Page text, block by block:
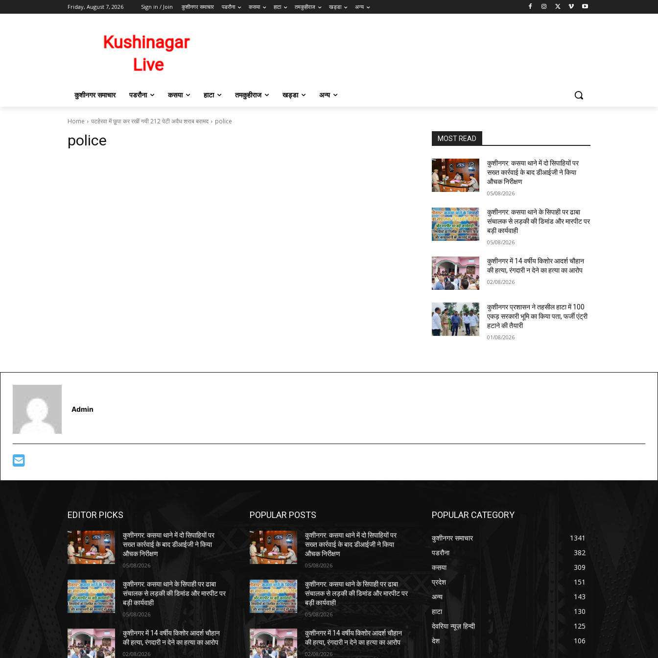
Friday, August 7, 2026 Sign in / Join कुशीनगर समाचार पडरौना कसया हाटा तमकुहीराज खड्डा अन्य
कुशीनगर समाचार पडरौना कसया हाटा तमकुहीराज खड्डा अन्य
Home पटहेरवा में छुपा कर रखीं गयी 212 पेटी अवैध शराब बरामद police
police MOST READ
कुशीनगर: कसया थाने में दो सिपाहियों पर
सख्त कार्रवाई के बाद डीआईजी ने किया
औचक निरीक्षण
05/08/2026
कुशीनगर: कसया थाने के सिपाही पर ढाबा
संचालक से लड़की की डिमांड और मारपीट पर
बड़ी कार्यवाही
05/08/2026
कुशीनगर में 14 वर्षीय किशोर आदर्श चौहान
की हत्या, रंगदारी न देने का हत्या का आरोप
02/08/2026
कुशीनगर प्रशासन ने तहसील हाटा में 100
एकड़ सरकारी भूमि का किया पता, फर्जी एंट्री
हटाने की तैयारी
01/08/2026
Admin
EDITOR PICKS
कुशीनगर: कसया थाने में दो सिपाहियों पर
सख्त कार्रवाई के बाद डीआईजी ने किया
औचक निरीक्षण
05/08/2026
कुशीनगर: कसया थाने के सिपाही पर ढाबा
संचालक से लड़की की डिमांड और मारपीट पर
बड़ी कार्यवाही
05/08/2026
कुशीनगर में 14 वर्षीय किशोर आदर्श चौहान
की हत्या, रंगदारी न देने का हत्या का आरोप
02/08/2026
POPULAR POSTS
कुशीनगर: कसया थाने में दो सिपाहियों पर
सख्त कार्रवाई के बाद डीआईजी ने किया
औचक निरीक्षण
05/08/2026
कुशीनगर: कसया थाने के सिपाही पर ढाबा
संचालक से लड़की की डिमांड और मारपीट पर
बड़ी कार्यवाही
05/08/2026
कुशीनगर में 14 वर्षीय किशोर आदर्श चौहान
की हत्या, रंगदारी न देने का हत्या का आरोप
02/08/2026
POPULAR CATEGORY
कुशीनगर समाचार
1341
पडरौना
382
कसया
309
प्रदेश
151
अन्य
143
हाटा
130
देवरिया न्यूज़ हिन्दी
125
देश
106